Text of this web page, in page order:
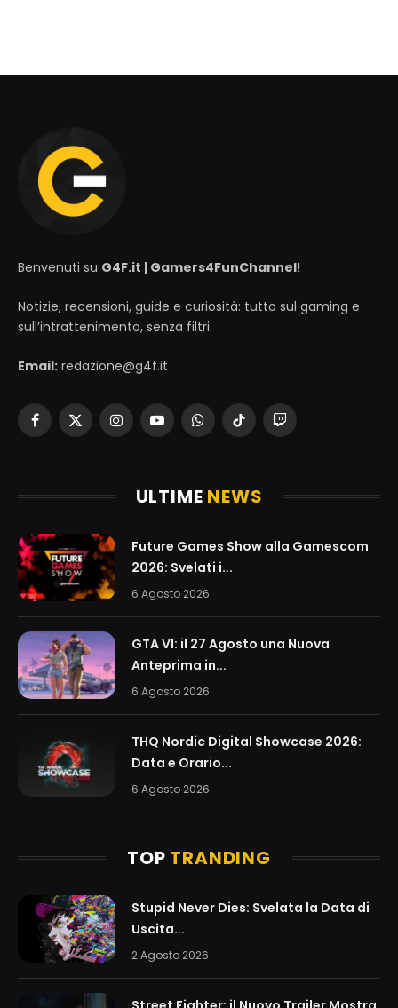
Benvenuti su G4F.it | Gamers4FunChannel!
Notizie, recensioni, guide e curiosità: tutto sul gaming e
sull’intrattenimento, senza filtri.
Email: redazione@g4f.it
Facebook
X
InstagramYouTubeWhatsAppTikTokTwitch
ULTIME NEWS
Future Games Show alla Gamescom
2026: Svelati i...
6 Agosto 2026
GTA VI: il 27 Agosto una Nuova
Anteprima in...
6 Agosto 2026
THQ Nordic Digital Showcase 2026:
Data e Orario...
6 Agosto 2026
TOP TRANDING
Stupid Never Dies: Svelata la Data di
Uscita...
2 Agosto 2026